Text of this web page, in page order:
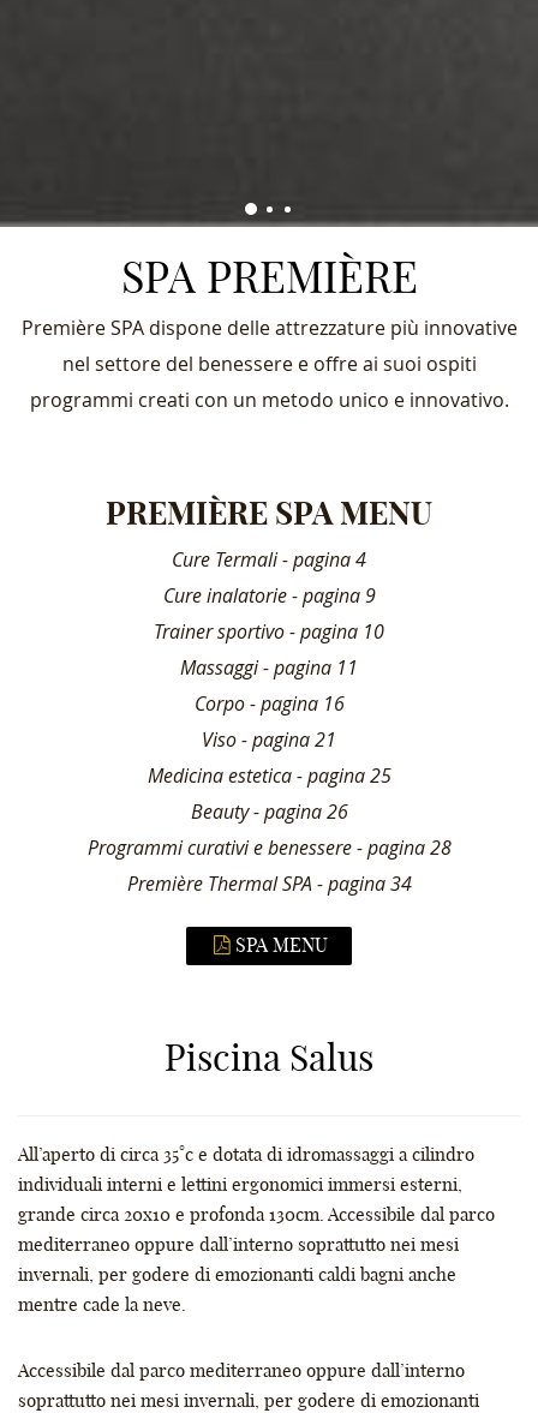
SPA PREMIÈRE
Première SPA dispone delle attrezzature più innovative
nel settore del benessere e offre ai suoi ospiti
programmi creati con un metodo unico e innovativo.
BLOCKSPREMIÈRE SPA MENU
Cure Termali - pagina 4
Cure inalatorie - pagina 9
Trainer sportivo - pagina 10
Massaggi - pagina 11
Corpo - pagina 16
Viso - pagina 21
Medicina estetica - pagina 25
Beauty - pagina 26
Programmi curativi e benessere - pagina 28
Première Thermal SPA - pagina 34
SPA MENU
Piscina Salus
All’aperto di circa 35°c e dotata di idromassaggi a cilindro
individuali interni e lettini ergonomici immersi esterni,
grande circa 20x10 e profonda 130cm. Accessibile dal parco
mediterraneo oppure dall’interno soprattutto nei mesi
invernali, per godere di emozionanti caldi bagni anche
mentre cade la neve.
Accessibile dal parco mediterraneo oppure dall’interno
soprattutto nei mesi invernali, per godere di emozionanti